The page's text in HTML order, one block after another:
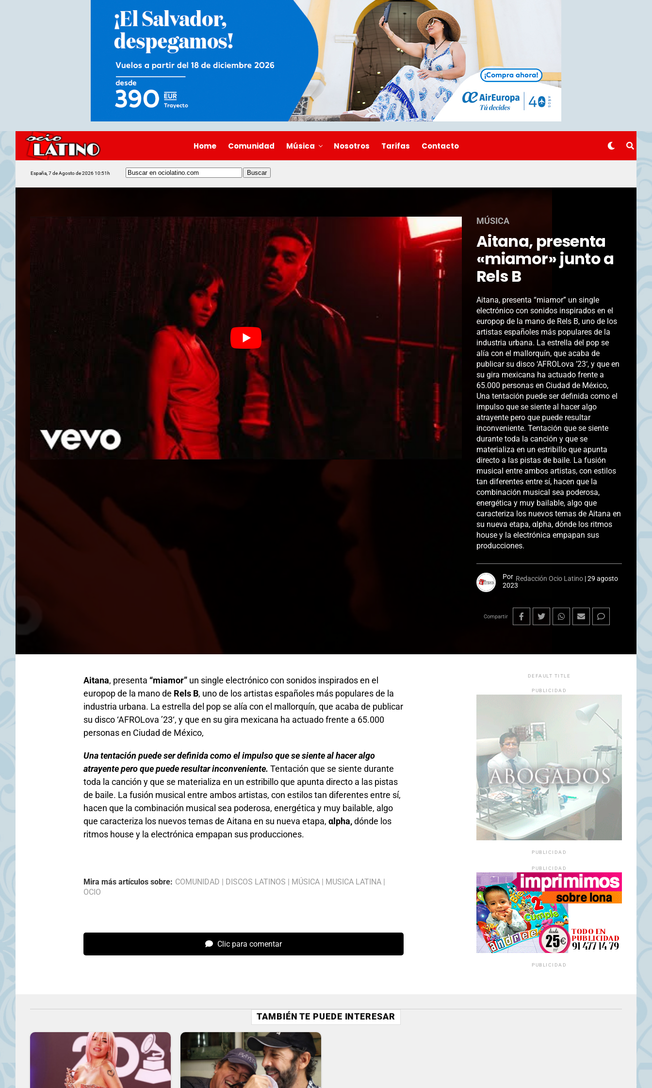
Home Comunidad Música Nosotros Tarifas Contacto
España, 7 de Agosto de 2026 10:51h
MÚSICA
Aitana, presenta
«miamor» junto a
Rels B
Aitana, presenta “miamor” un single
electrónico con sonidos inspirados en el
europop de la mano de Rels B, uno de los
artistas españoles más populares de la
industria urbana. La estrella del pop se
alía con el mallorquín, que acaba de
publicar su disco ‘AFROLova ’23‘, y que en
su gira mexicana ha actuado frente a
65.000 personas en Ciudad de México,
Una tentación puede ser definida como el
impulso que se siente al hacer algo
atrayente pero que puede resultar
inconveniente. Tentación que se siente
durante toda la canción y que se
materializa en un estribillo que apunta
directo a las pistas de baile. La fusión
musical entre ambos artistas, con estilos
tan diferentes entre sí, hacen que la
combinación musical sea poderosa,
energética y muy bailable, algo que
caracteriza los nuevos temas de Aitana en
su nueva etapa, αlpha, dónde los ritmos
house y la electrónica empapan sus
producciones.
Por Redacción Ocio Latino |29 agosto
2023
Compartir
Aitana, presenta “miamor” un single electrónico con sonidos inspirados en el
europop de la mano de Rels B, uno de los artistas españoles más populares de la
industria urbana. La estrella del pop se alía con el mallorquín, que acaba de publicar
su disco ‘AFROLova ’23‘, y que en su gira mexicana ha actuado frente a 65.000
personas en Ciudad de México,
Una tentación puede ser definida como el impulso que se siente al hacer algo
atrayente pero que puede resultar inconveniente. Tentación que se siente durante
toda la canción y que se materializa en un estribillo que apunta directo a las pistas
de baile. La fusión musical entre ambos artistas, con estilos tan diferentes entre sí,
hacen que la combinación musical sea poderosa, energética y muy bailable, algo
que caracteriza los nuevos temas de Aitana en su nueva etapa, αlpha,dónde los
ritmos house y la electrónica empapan sus producciones.
Mira más artículos sobre: COMUNIDAD | DISCOS LATINOS | MÚSICA | MUSICA LATINA |
OCIO
Clic para comentar
DEFAULT TITLE
PUBLICIDAD
PUBLICIDAD
PUBLICIDAD
PUBLICIDAD
TAMBIÉN TE PUEDE INTERESAR